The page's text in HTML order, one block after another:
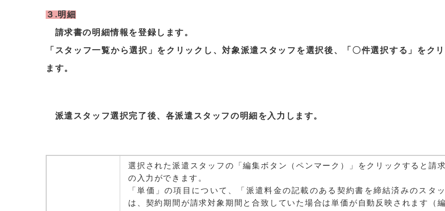
３.明細
請求書の明細情報を登録します。
「スタッフ一覧から選択」をクリックし、対象派遣スタッフを選択後、「〇件選択する」をク
ます。
派遣スタッフ選択完了後、各派遣スタッフの明細を入力します。
選択された派遣スタッフの「編集ボタン（ペンマーク）」をクリックすると請
の入力ができます。
「単価」の項目について、「派遣料金の記載のある契約書を締結済みのスタッ
は、契約期間が請求対象期間と合致していた場合は単価が自動反映されます（編